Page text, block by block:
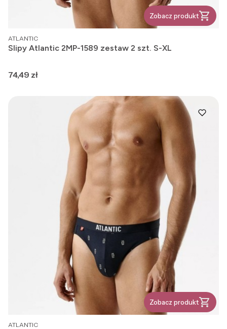
Zobacz produkt
PRODUCENT
ATLANTIC
Slipy Atlantic 2MP-1589 zestaw 2 szt. S-XL
Cena
74,49 zł
Zobacz produkt
PRODUCENT
ATLANTIC